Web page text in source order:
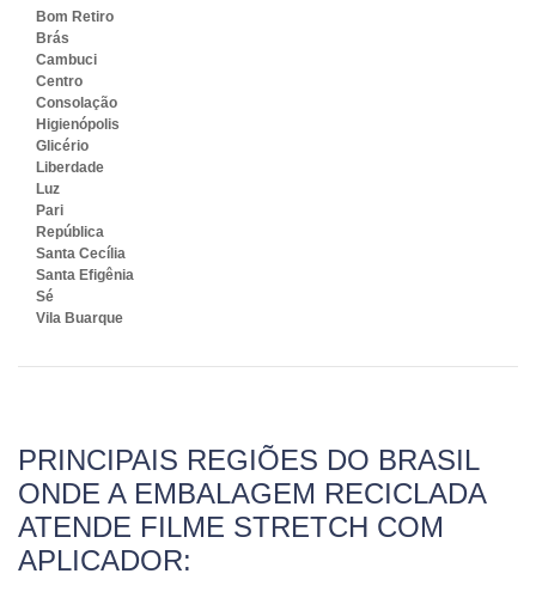
Bom Retiro
Brás
Cambuci
Centro
Consolação
Higienópolis
Glicério
Liberdade
Luz
Pari
República
Santa Cecília
Santa Efigênia
Sé
Vila Buarque
PRINCIPAIS REGIÕES DO BRASIL
ONDE A EMBALAGEM RECICLADA
ATENDE FILME STRETCH COM
APLICADOR: